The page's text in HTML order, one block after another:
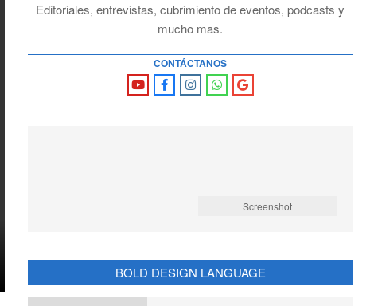
Editoriales, entrevistas, cubrimiento de eventos, podcasts y
mucho mas.
CONTÁCTANOS
Screenshot
BOLD DESIGN LANGUAGE